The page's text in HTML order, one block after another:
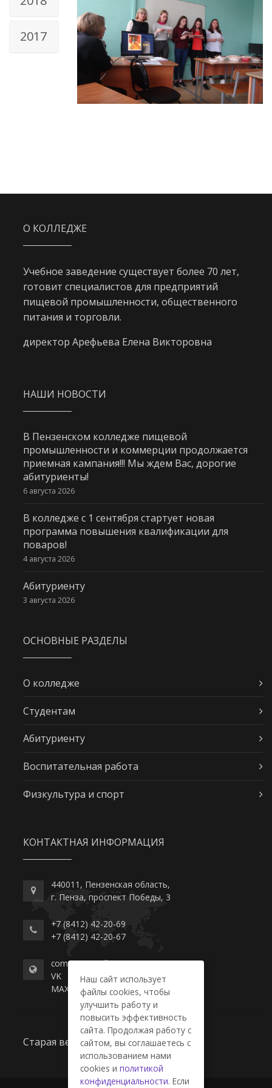
2017
О КОЛЛЕДЖЕ
Учебное заведение существует более 70 лет,
готовит специалистов для предприятий
пищевой промышленности, общественного
питания и торговли.
директор Арефьева Елена Викторовна
НАШИ НОВОСТИ
В Пензенском колледже пищевой
промышленности и коммерции продолжается
приемная кампания!!! Мы ждем Вас, дорогие
абитуриенты!
6 августа 2026
В колледже с 1 сентября стартует новая
программа повышения квалификации для
поваров!
4 августа 2026
Абитуриенту
3 августа 2026
ОСНОВНЫЕ РАЗДЕЛЫ
О колледже
Студентам
Абитуриенту
Воспитательная работа
Физкультура и спорт
КОНТАКТНАЯ ИНФОРМАЦИЯ
440011, Пензенская область,
г. Пенза, проспект Победы, 3
+7 (8412) 42-20-69
+7 (8412) 42-20-67
commerce-college.ru
VK
MAX
Старая версия сайта
Наш сайт использует
файлы cookies, чтобы
улучшить работу и
повысить эффективность
сайта. Продолжая работу с
сайтом, вы соглашаетесь с
использованием нами
cookies и политикой
конфиденциальности. Если